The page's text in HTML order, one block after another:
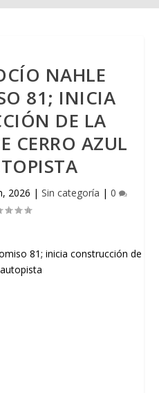
NAHLE
81; INICIA
DE LA
CERRO AZUL
2026 | Sin categoría | 0